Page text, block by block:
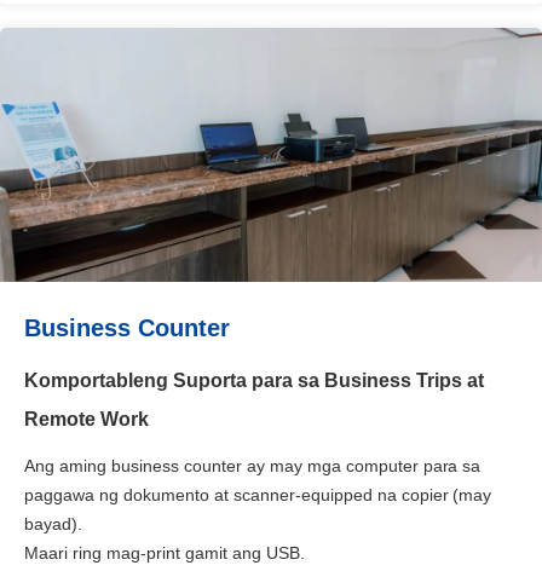
Business Counter
Komportableng Suporta para sa Business Trips at
Remote Work
Ang aming business counter ay may mga computer para sa
paggawa ng dokumento at scanner-equipped na copier (may
bayad).
Maari ring mag-print gamit ang USB.